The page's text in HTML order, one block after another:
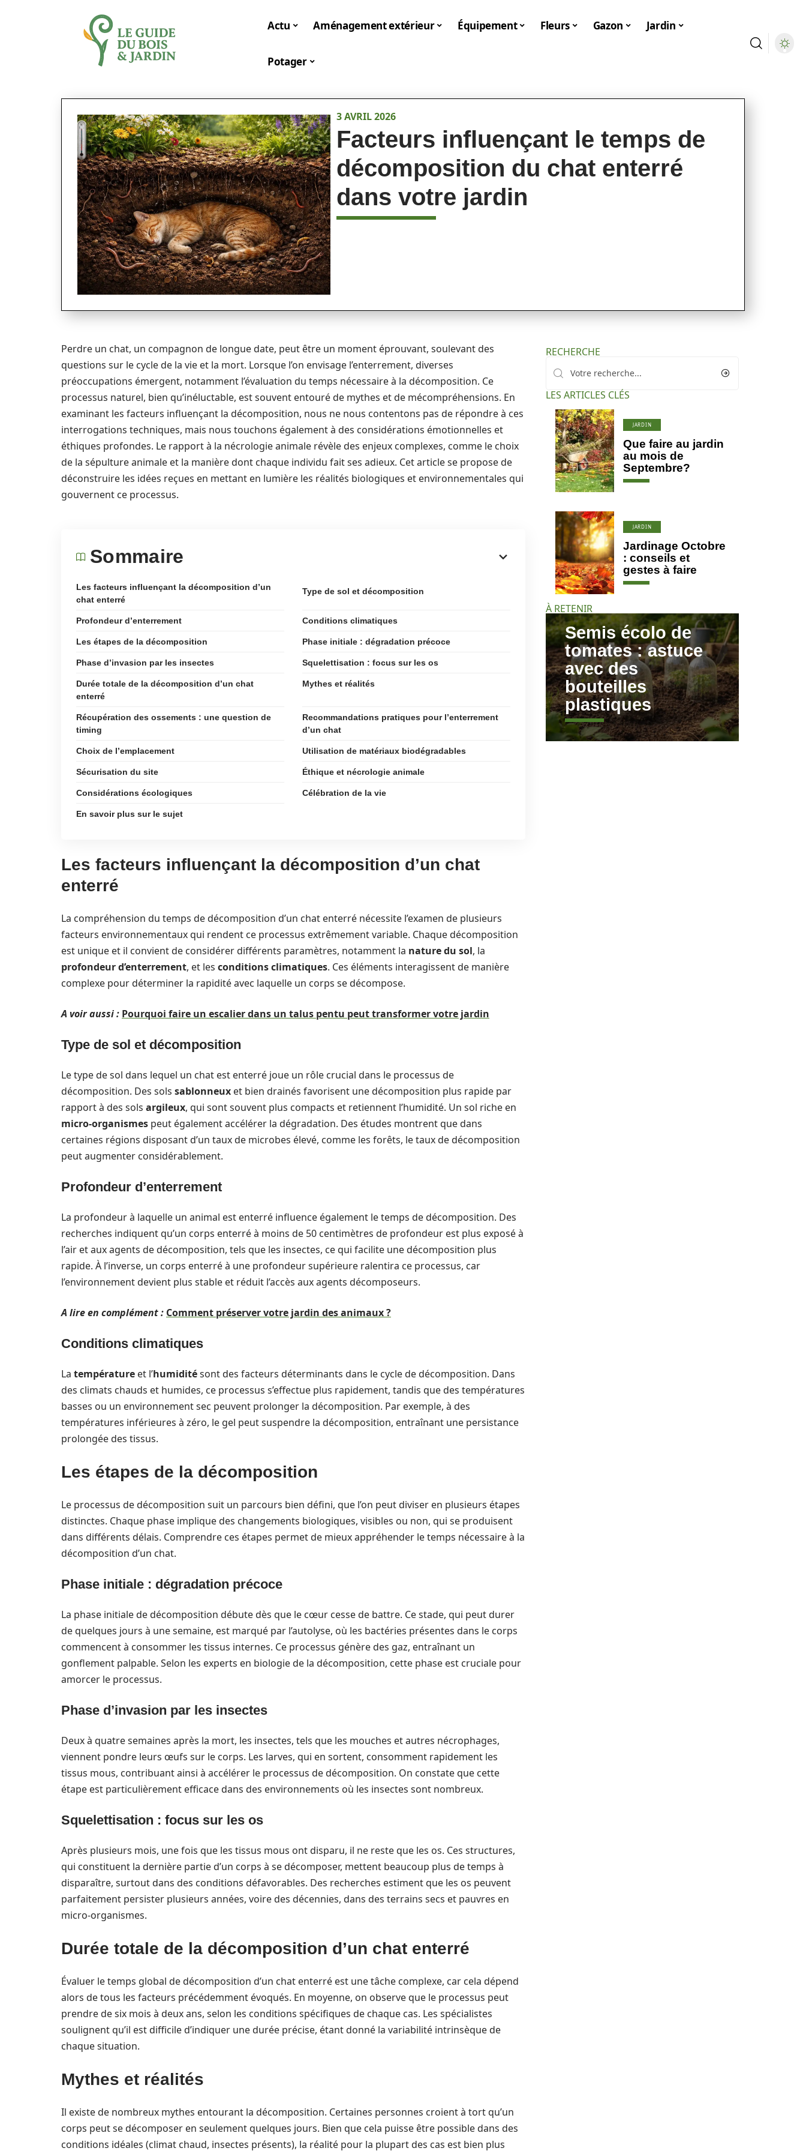
Actu Aménagement extérieur Équipement Fleurs Gazon Jardin
Potager
3 AVRIL 2026
Facteurs influençant le temps de
décomposition du chat enterré
dans votre jardin
Perdre un chat, un compagnon de longue date, peut être un moment éprouvant, soulevant des
questions sur le cycle de la vie et la mort. Lorsque l’on envisage l’enterrement, diverses
préoccupations émergent, notamment l’évaluation du temps nécessaire à la décomposition. Ce
processus naturel, bien qu’inéluctable, est souvent entouré de mythes et de mécompréhensions. En
examinant les facteurs influençant la décomposition, nous ne nous contentons pas de répondre à ces
interrogations techniques, mais nous touchons également à des considérations émotionnelles et
éthiques profondes. Le rapport à la nécrologie animale révèle des enjeux complexes, comme le choix
de la sépulture animale et la manière dont chaque individu fait ses adieux. Cet article se propose de
déconstruire les idées reçues en mettant en lumière les réalités biologiques et environnementales qui
gouvernent ce processus.
Sommaire
Les facteurs influençant la décomposition d’un
chat enterré
Type de sol et décomposition
Profondeur d’enterrement Conditions climatiques
Les étapes de la décomposition Phase initiale : dégradation précoce
Phase d’invasion par les insectes Squelettisation : focus sur les os
Durée totale de la décomposition d’un chat
enterré
Mythes et réalités
Récupération des ossements : une question de
timing
Recommandations pratiques pour l’enterrement
d’un chat
Choix de l’emplacement Utilisation de matériaux biodégradables
Sécurisation du site Éthique et nécrologie animale
Considérations écologiques Célébration de la vie
En savoir plus sur le sujet
Les facteurs influençant la décomposition d’un chat
enterré
La compréhension du temps de décomposition d’un chat enterré nécessite l’examen de plusieurs
facteurs environnementaux qui rendent ce processus extrêmement variable. Chaque décomposition
est unique et il convient de considérer différents paramètres, notamment la nature du sol, la
profondeur d’enterrement, et les conditions climatiques. Ces éléments interagissent de manière
complexe pour déterminer la rapidité avec laquelle un corps se décompose.
A voir aussi : Pourquoi faire un escalier dans un talus pentu peut transformer votre jardin
Type de sol et décomposition
Le type de sol dans lequel un chat est enterré joue un rôle crucial dans le processus de
décomposition. Des sols sablonneux et bien drainés favorisent une décomposition plus rapide par
rapport à des sols argileux, qui sont souvent plus compacts et retiennent l’humidité. Un sol riche en
micro-organismes peut également accélérer la dégradation. Des études montrent que dans
certaines régions disposant d’un taux de microbes élevé, comme les forêts, le taux de décomposition
peut augmenter considérablement.
Profondeur d’enterrement
La profondeur à laquelle un animal est enterré influence également le temps de décomposition. Des
recherches indiquent qu’un corps enterré à moins de 50 centimètres de profondeur est plus exposé à
l’air et aux agents de décomposition, tels que les insectes, ce qui facilite une décomposition plus
rapide. À l’inverse, un corps enterré à une profondeur supérieure ralentira ce processus, car
l’environnement devient plus stable et réduit l’accès aux agents décomposeurs.
A lire en complément : Comment préserver votre jardin des animaux ?
Conditions climatiques
La température et l’humiditésont des facteurs déterminants dans le cycle de décomposition. Dans
des climats chauds et humides, ce processus s’effectue plus rapidement, tandis que des températures
basses ou un environnement sec peuvent prolonger la décomposition. Par exemple, à des
températures inférieures à zéro, le gel peut suspendre la décomposition, entraînant une persistance
prolongée des tissus.
Les étapes de la décomposition
Le processus de décomposition suit un parcours bien défini, que l’on peut diviser en plusieurs étapes
distinctes. Chaque phase implique des changements biologiques, visibles ou non, qui se produisent
dans différents délais. Comprendre ces étapes permet de mieux appréhender le temps nécessaire à la
décomposition d’un chat.
Phase initiale : dégradation précoce
La phase initiale de décomposition débute dès que le cœur cesse de battre. Ce stade, qui peut durer
de quelques jours à une semaine, est marqué par l’autolyse, où les bactéries présentes dans le corps
commencent à consommer les tissus internes. Ce processus génère des gaz, entraînant un
gonflement palpable. Selon les experts en biologie de la décomposition, cette phase est cruciale pour
amorcer le processus.
Phase d’invasion par les insectes
Deux à quatre semaines après la mort, les insectes, tels que les mouches et autres nécrophages,
viennent pondre leurs œufs sur le corps. Les larves, qui en sortent, consomment rapidement les
tissus mous, contribuant ainsi à accélérer le processus de décomposition. On constate que cette
étape est particulièrement efficace dans des environnements où les insectes sont nombreux.
Squelettisation : focus sur les os
Après plusieurs mois, une fois que les tissus mous ont disparu, il ne reste que les os. Ces structures,
qui constituent la dernière partie d’un corps à se décomposer, mettent beaucoup plus de temps à
disparaître, surtout dans des conditions défavorables. Des recherches estiment que les os peuvent
parfaitement persister plusieurs années, voire des décennies, dans des terrains secs et pauvres en
micro-organismes.
Durée totale de la décomposition d’un chat enterré
Évaluer le temps global de décomposition d’un chat enterré est une tâche complexe, car cela dépend
alors de tous les facteurs précédemment évoqués. En moyenne, on observe que le processus peut
prendre de six mois à deux ans, selon les conditions spécifiques de chaque cas. Les spécialistes
soulignent qu’il est difficile d’indiquer une durée précise, étant donné la variabilité intrinsèque de
chaque situation.
Mythes et réalités
Il existe de nombreux mythes entourant la décomposition. Certaines personnes croient à tort qu’un
corps peut se décomposer en seulement quelques jours. Bien que cela puisse être possible dans des
conditions idéales (climat chaud, insectes présents), la réalité pour la plupart des cas est bien plus
RECHERCHE
LES ARTICLES CLÉS
JARDIN
Que faire au jardin
au mois de
Septembre?
JARDIN
Jardinage Octobre
: conseils et
gestes à faire
À RETENIR
Semis écolo de
tomates : astuce
avec des
bouteilles
plastiques